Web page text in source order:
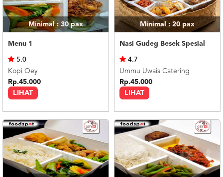
Minimal : 30pax
Menu 1
LIHAT
5.0
Kopi Oey
Rp.45.000
Minimal : 20pax
Nasi Gudeg Besek Spesial
LIHAT
4.7
Ummu Uwais Catering
Rp.45.000